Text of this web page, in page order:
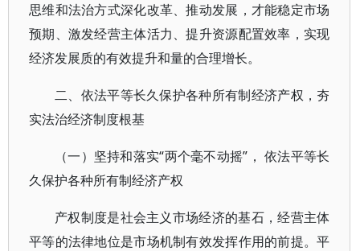
思维和法治方式深化改革、推动发展，才能稳定市场
预期、激发经营主体活力、提升资源配置效率，实现
经济发展质的有效提升和量的合理增长。
二、依法平等长久保护各种所有制经济产权，夯
实法治经济制度根基
（一）坚持和落实“两个毫不动摇”， 依法平等长
久保护各种所有制经济产权
产权制度是社会主义市场经济的基石，经营主体
平等的法律地位是市场机制有效发挥作用的前提。平